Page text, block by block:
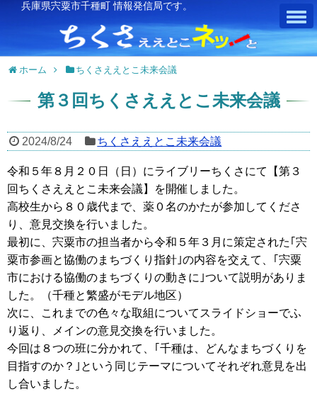
兵庫県宍粟市千種町 情報発信局です。
ホーム ちくさええとこ未来会議
第３回ちくさええとこ未来会議
2024/8/24 ちくさええとこ未来会議
令和５年８月２０日（日）にライブリーちくさにて【第３
回ちくさええとこ未来会議】を開催しました。
高校生から８０歳代まで、薬０名のかたが参加してくださ
り、意見交換を行いました。
最初に、宍粟市の担当者から令和５年３月に策定された｢宍
粟市参画と協働のまちづくり指針｣の内容を交えて、｢宍粟
市における協働のまちづくりの動きに｣ついて説明がありま
した。（千種と繁盛がモデル地区）
次に、これまでの色々な取組についてスライドショーでふ
り返り、メインの意見交換を行いました。
今回は８つの班に分かれて、｢千種は、どんなまちづくりを
目指すのか？｣という同じテーマについてそれぞれ意見を出
し合いました。